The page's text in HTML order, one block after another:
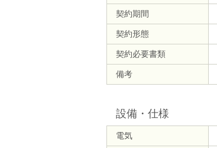
契約期間
契約形態
契約必要書類
備考
設備・仕様
電気